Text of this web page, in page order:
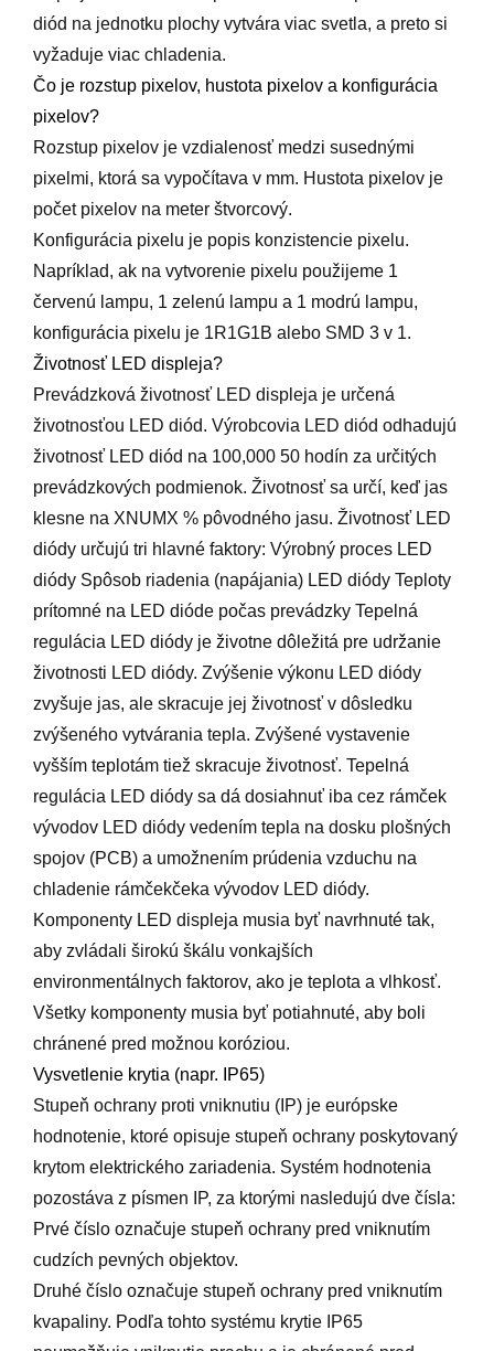
diód na jednotku plochy vytvára viac svetla, a preto si
vyžaduje viac chladenia.
Čo je rozstup pixelov, hustota pixelov a konfigurácia
pixelov?
Rozstup pixelov je vzdialenosť medzi susednými
pixelmi, ktorá sa vypočítava v mm. Hustota pixelov je
počet pixelov na meter štvorcový.
Konfigurácia pixelu je popis konzistencie pixelu.
Napríklad, ak na vytvorenie pixelu použijeme 1
červenú lampu, 1 zelenú lampu a 1 modrú lampu,
konfigurácia pixelu je 1R1G1B alebo SMD 3 v 1.
Životnosť LED displeja?
Prevádzková životnosť LED displeja je určená
životnosťou LED diód. Výrobcovia LED diód odhadujú
životnosť LED diód na 100,000 50 hodín za určitých
prevádzkových podmienok. Životnosť sa určí, keď jas
klesne na XNUMX % pôvodného jasu. Životnosť LED
diódy určujú tri hlavné faktory: Výrobný proces LED
diódy Spôsob riadenia (napájania) LED diódy Teploty
prítomné na LED dióde počas prevádzky Tepelná
regulácia LED diódy je životne dôležitá pre udržanie
životnosti LED diódy. Zvýšenie výkonu LED diódy
zvyšuje jas, ale skracuje jej životnosť v dôsledku
zvýšeného vytvárania tepla. Zvýšené vystavenie
vyšším teplotám tiež skracuje životnosť. Tepelná
regulácia LED diódy sa dá dosiahnuť iba cez rámček
vývodov LED diódy vedením tepla na dosku plošných
spojov (PCB) a umožnením prúdenia vzduchu na
chladenie rámčekčeka vývodov LED diódy.
Komponenty LED displeja musia byť navrhnuté tak,
aby zvládali širokú škálu vonkajších
environmentálnych faktorov, ako je teplota a vlhkosť.
Všetky komponenty musia byť potiahnuté, aby boli
chránené pred možnou koróziou.
Vysvetlenie krytia (napr. IP65)
Stupeň ochrany proti vniknutiu (IP) je európske
hodnotenie, ktoré opisuje stupeň ochrany poskytovaný
krytom elektrického zariadenia. Systém hodnotenia
pozostáva z písmen IP, za ktorými nasledujú dve čísla:
Prvé číslo označuje stupeň ochrany pred vniknutím
cudzích pevných objektov.
Druhé číslo označuje stupeň ochrany pred vniknutím
kvapaliny. Podľa tohto systému krytie IP65